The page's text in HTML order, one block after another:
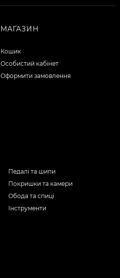
МАГАЗИН
Кошик
Особистий кабінет
Оформити замовлення
Педалі та шипи
Покришки та камери
Обода та спиці
Інструменти